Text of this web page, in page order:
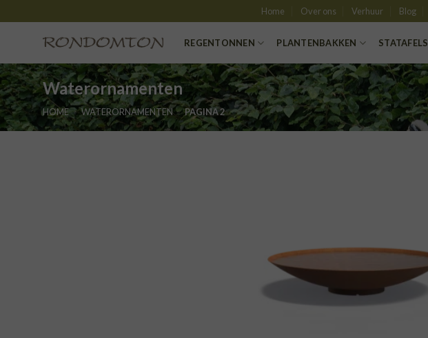
to
Home Over ons Verhuur Blog
REGENTONNEN PLANTENBAKKEN STATAFELS
Waterornamenten
HOME » WATERORNAMENTEN » PAGINA 2